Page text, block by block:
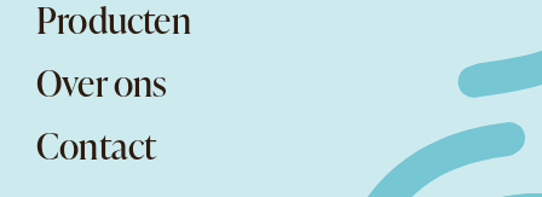
Producten
Over ons
Contact